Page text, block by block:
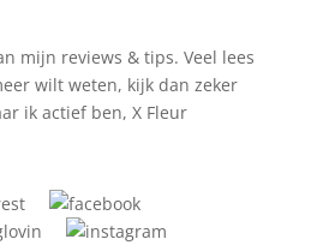
mijn reviews & tips. Veel lees
wilt weten, kijk dan zeker
ik actief ben, X Fleur